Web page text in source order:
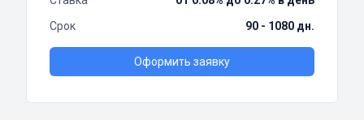
Срок
90 - 1080 дн.
Оформить заявку